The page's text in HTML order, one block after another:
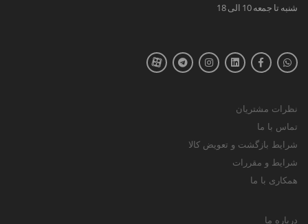
شنبه تا جمعه 10 الی 18
نظرات مشتریان
تماس با ما
شرایط بازگشت و تعویض کالا
شرایط و مقررات
همکاری با ما
درباره ما